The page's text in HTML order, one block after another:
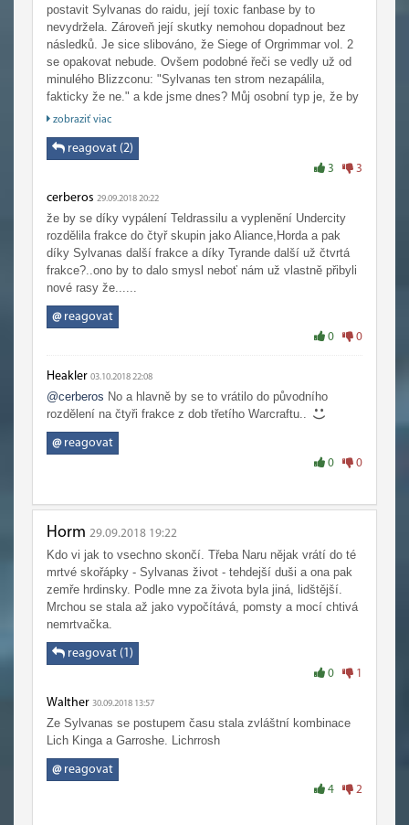
postavit Sylvanas do raidu, její toxic fanbase by to
nevydržela. Zároveň její skutky nemohou dopadnout bez
následků. Je sice slibováno, že Siege of Orgrimmar vol. 2
se opakovat nebude. Ovšem podobné řeči se vedly už od
minulého Blizzconu: "Sylvanas ten strom nezapálila,
fakticky že ne." a kde jsme dnes? Můj osobní typ je, že by
mohlo dojít k velmi razantnímu kroku; k rozštěpení frakcí.
Alliancí. A naopak u hordy se začíná vzedmouvat hlas proti
Avšak nejvíce se nemohu dočkat, jak Tyrande dá přes
držku Nathanosovi.
zobraziť viac
reagovat (2)
3 3
cerberos 29.09.2018 20:22
že by se díky vypálení Teldrassilu a vyplenění Undercity
rozdělila frakce do čtyř skupin jako Aliance,Horda a pak
díky Sylvanas další frakce a díky Tyrande další už čtvrtá
frakce?..ono by to dalo smysl neboť nám už vlastně přibyli
nové rasy že......
@reagovat
0 0
Heakler 03.10.2018 22:08
@cerberos No a hlavně by se to vrátilo do původního
rozdělení na čtyři frakce z dob třetího Warcraftu..
@reagovat
0 0
Horm 29.09.2018 19:22
Kdo vi jak to vsechno skončí. Třeba Naru nějak vrátí do té
mrtvé skořápky - Sylvanas život - tehdejší duši a ona pak
zemře hrdinsky. Podle mne za života byla jiná, lidštější.
Mrchou se stala až jako vypočítává, pomsty a mocí chtivá
nemrtvačka.
reagovat (1)
0 1
Walther 30.09.2018 13:57
Ze Sylvanas se postupem času stala zvláštní kombinace
Lich Kinga a Garroshe. Lichrrosh
@reagovat
4 2